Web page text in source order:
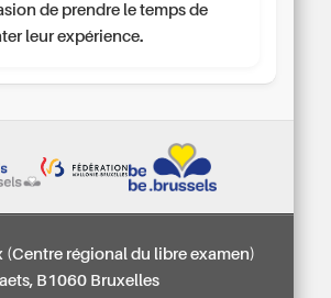
de prendre le temps de
leur expérience.
(Centre régional du libre examen)
B1060 Bruxelles